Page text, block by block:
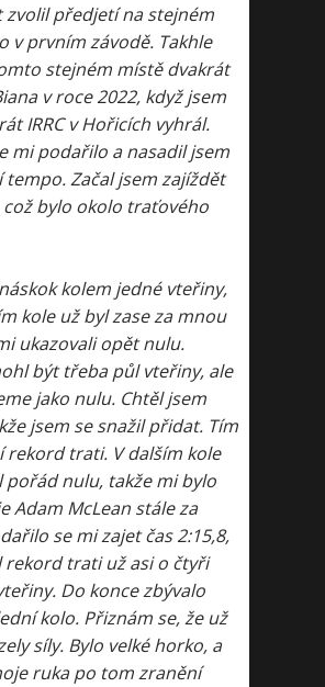
zvolil předjetí na stejném
v prvním závodě. Takhle
stejném místě dvakrát
v roce 2022, když jsem
IRRC v Hořicích vyhrál.
mi podařilo a nasadil jsem
tempo. Začal jsem zajíždět
což bylo okolo traťového
kolem jedné vteřiny,
kole už byl zase za mnou
ukazovali opět nulu.
být třeba půl vteřiny, ale
jako nulu. Chtěl jsem
jsem se snažil přidat. Tím
rekord trati. V dalším kole
pořád nulu, takže mi bylo
Adam McLean stále za
se mi zajet čas 2:15,8,
rekord trati už asi o čtyři
Do konce zbývalo
kolo. Přiznám se, že už
síly. Bylo velké horko, a
ruka po tom zranění